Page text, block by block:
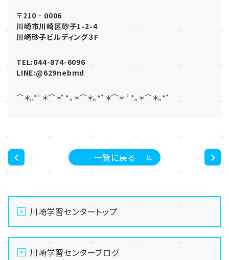
〒210‐0006
川崎市川崎区砂子1-2-4
川崎砂子ビルディング３F
TEL:044-874-6096
LINE:@629nebmd
⌒＊｡*ﾟ＊⌒＊ﾟ*｡＊⌒＊｡*ﾟ＊⌒＊ ﾟ*｡＊⌒＊｡*ﾟ
一覧に戻る
川崎学習センタートップ
川崎学習センターブログ